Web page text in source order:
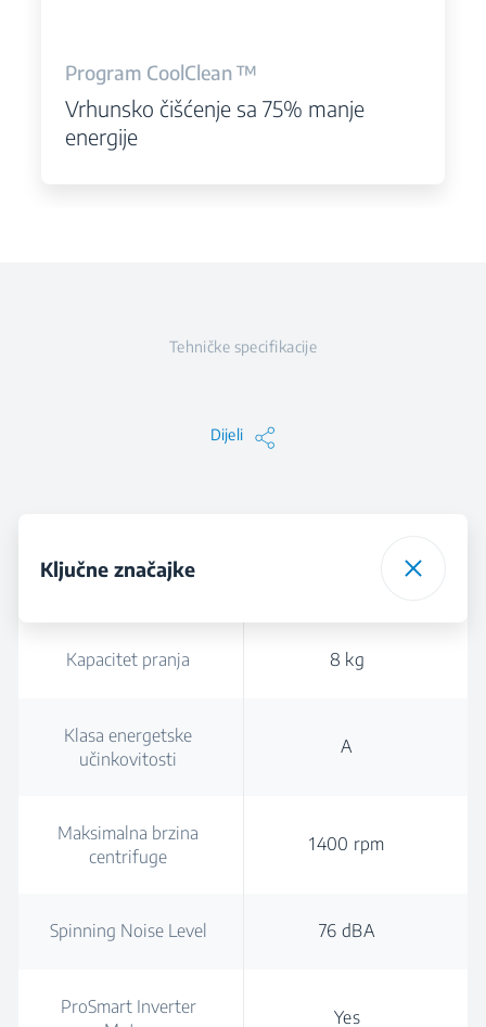
Program CoolClean ™
Vrhunsko čišćenje sa 75% manje
energije
Tehničke specifikacije
Dijeli
Ključne značajke
Kapacitet pranja 8 kg
Klasa energetske
učinkovitosti
A
Maksimalna brzina
centrifuge
1400 rpm
Spinning Noise Level 76 dBA
ProSmart Inverter
Yes